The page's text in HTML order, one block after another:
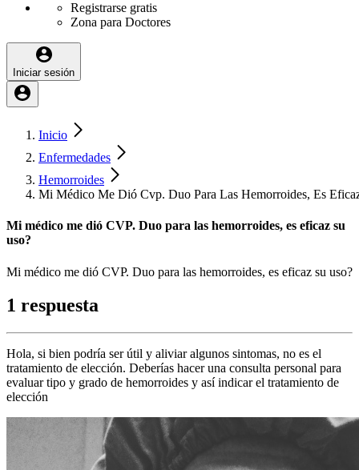
Registrarse gratis
Zona para Doctores
Iniciar sesión
Inicio
Enfermedades
Hemorroides
Mi Médico Me Dió Cvp. Duo Para Las Hemorroides, Es
Mi médico me dió CVP. Duo para las hemorroides, es eficaz su
uso?
Mi médico me dió CVP. Duo para las hemorroides, es eficaz su uso?
1 respuesta
Hola, si bien podría ser útil y aliviar algunos sintomas, no es el
tratamiento de elección. Deberías hacer una consulta personal para
evaluar tipo y grado de hemorroides y así indicar el tratamiento de
elección